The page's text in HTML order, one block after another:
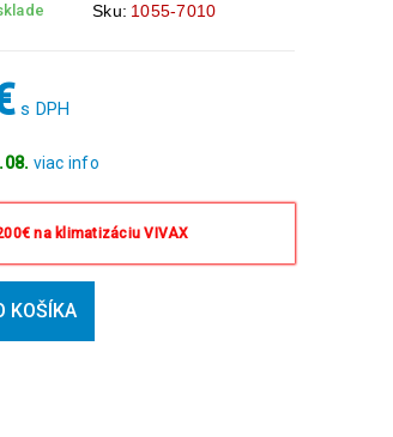
Sku: 1055-7010
s DPH
viac info
a sviatkov.
na klimatizáciu VIVAX
KOŠÍKA